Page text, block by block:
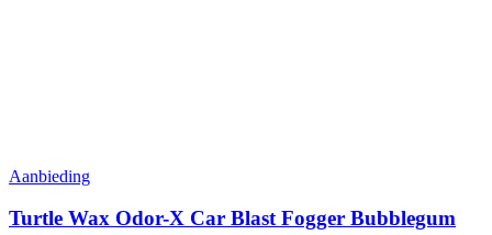
Aanbieding
Turtle Wax Odor-X Car Blast Fogger Bubblegum